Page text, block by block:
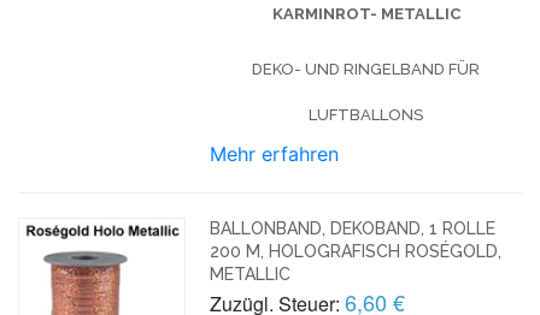
KARMINROT- METALLIC
DEKO- UND RINGELBAND FÜR
LUFTBALLONS
Mehr erfahren
BALLONBAND, DEKOBAND, 1 ROLLE
200 M, HOLOGRAFISCH ROSÉGOLD,
METALLIC
Zuzügl. Steuer: 6,60 €